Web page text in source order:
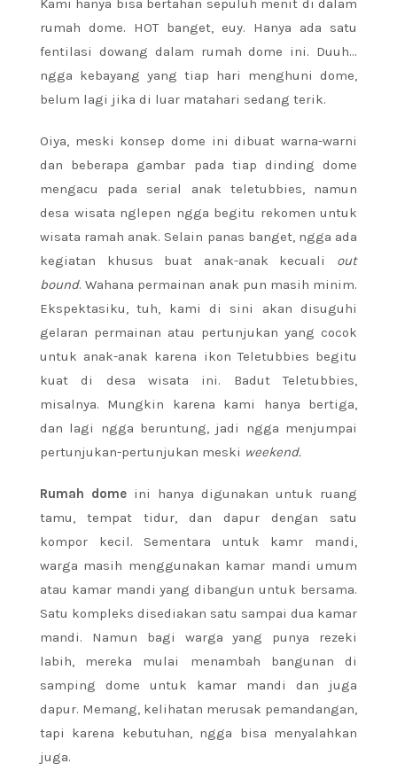
Kami hanya bisa bertahan sepuluh menit di dalam
rumah dome. HOT banget, euy. Hanya ada satu
fentilasi dowang dalam rumah dome ini. Duuh…
ngga kebayang yang tiap hari menghuni dome,
belum lagi jika di luar matahari sedang terik.
Oiya, meski konsep dome ini dibuat warna-warni
dan beberapa gambar pada tiap dinding dome
mengacu pada serial anak teletubbies, namun
desa wisata nglepen ngga begitu rekomen untuk
wisata ramah anak. Selain panas banget, ngga ada
kegiatan khusus buat anak-anak kecuali out
bound. Wahana permainan anak pun masih minim.
Ekspektasiku, tuh, kami di sini akan disuguhi
gelaran permainan atau pertunjukan yang cocok
untuk anak-anak karena ikon Teletubbies begitu
kuat di desa wisata ini. Badut Teletubbies,
misalnya. Mungkin karena kami hanya bertiga,
dan lagi ngga beruntung, jadi ngga menjumpai
pertunjukan-pertunjukan meski weekend.
Rumah dome ini hanya digunakan untuk ruang
tamu, tempat tidur, dan dapur dengan satu
kompor kecil. Sementara untuk kamr mandi,
warga masih menggunakan kamar mandi umum
atau kamar mandi yang dibangun untuk bersama.
Satu kompleks disediakan satu sampai dua kamar
mandi. Namun bagi warga yang punya rezeki
labih, mereka mulai menambah bangunan di
samping dome untuk kamar mandi dan juga
dapur. Memang, kelihatan merusak pemandangan,
tapi karena kebutuhan, ngga bisa menyalahkan
juga.